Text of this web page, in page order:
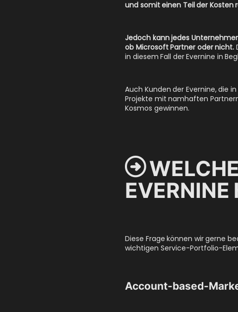
und somit einen Teil der Kosten
Jedoch kann jedes
ob Microsoft Partner oder nicht.
in diesem Fall der Evernine in
Auch Kunden der Evernine, die
Projekte mit namhaften
Kosmos gewinnen.

EVERNINE
Diese Frage können wir gerne
wichtigen Service-Portfolio-
Account-based-